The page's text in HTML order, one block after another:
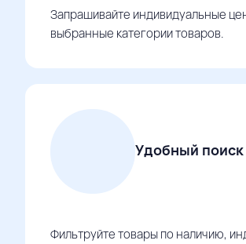
Запрашивайте индивидуальные
выбранные категории товаров.
Удобный
Фильтруйте товары по наличию,